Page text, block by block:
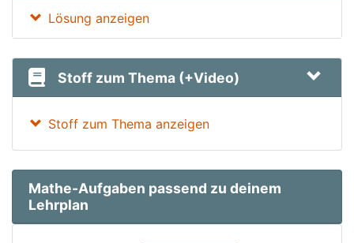
Lösung anzeigen
Stoff zum Thema (+Video)
Stoff zum Thema anzeigen
Mathe-Aufgaben passend zu deinem
Lehrplan